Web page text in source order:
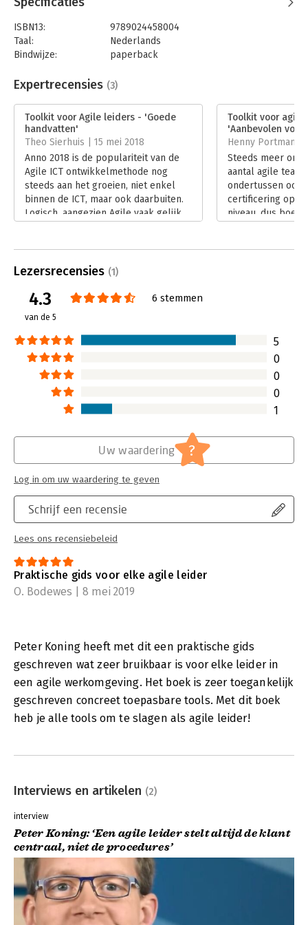
van Scrum.
ISBN13:
9789024458004
Taal:
Nederlands
Bindwijze:
paperback
Uitgever:
Boom
Verschijningsdatum:
27-3-2023
Hoofdrubriek: Leiderschap
Expertrecensies (3)
Toolkit voor Agile leiders - 'Goede
handvatten'
Theo Sierhuis | 15 mei 2018
Anno 2018 is de populariteit van de
Agile ICT ontwikkelmethode nog
steeds aan het groeien, niet enkel
binnen de ICT, maar ook daarbuiten.
Logisch, aangezien Agile vaak gelijk
‘betrokken medewerkers’.
Toolkit voor agile
'Aanbevolen
Henny Portman |
Steeds meer
aantal agile
ondertussen ook
certificering op
niveau, dus
Lezersrecensies (1)
4.3
van de 5
6 stemmen
5
0
0
0
1
Schrijf een recensie
Lees ons recensiebeleid
Uw waardering ?
Log in om uw waardering te geven
Praktische gids voor elke agile leider
O. Bodewes | 8 mei 2019
Peter Koning heeft met dit een praktische gids
geschreven wat zeer bruikbaar is voor elke leider in
een agile werkomgeving. Het boek is zeer toegankelijk
geschreven concreet toepasbare tools. Met dit boek
heb je alle tools om te slagen als agile leider!
Interviews en artikelen (2)
interview
Peter Koning: ‘Een agile leider stelt altijd de klant
centraal, niet de procedures’